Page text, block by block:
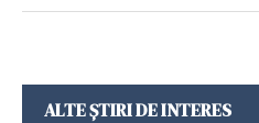
ALTE ȘTIRI DE INTERES